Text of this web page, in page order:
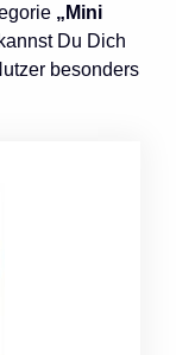
„Mini
Du Dich
besonders